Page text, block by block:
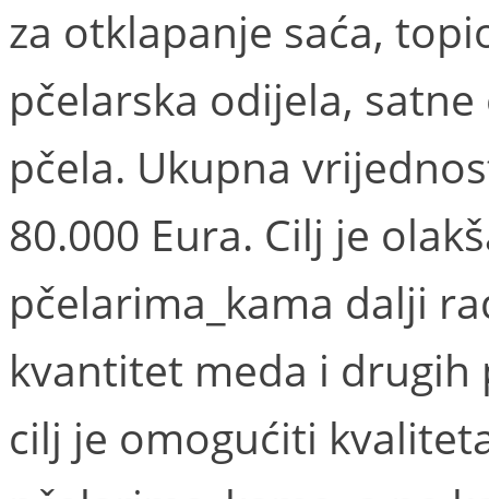
za otklapanje saća,
pčelarska odijela,
pčela. Ukupna
80.000 Eura. Cilj je
pčelarima_kama dalji
kvantitet meda i drugih
cilj je omogućiti